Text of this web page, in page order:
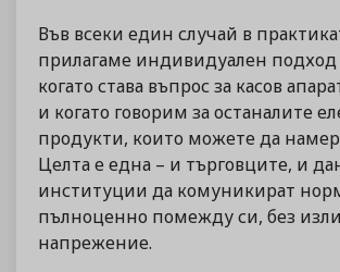
Във всеки един случай в
прилагаме индивидуален подход
когато става въпрос за касов
и когато говорим за останалите
продукти, които можете да
Целта е една – и търговците, и
институции да комуникират
пълноценно помежду си, без
напрежение.